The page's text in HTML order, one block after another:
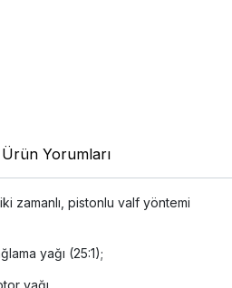
Ürün Yorumları
zamanlı, pistonlu valf yöntemi
yağı (25:1);